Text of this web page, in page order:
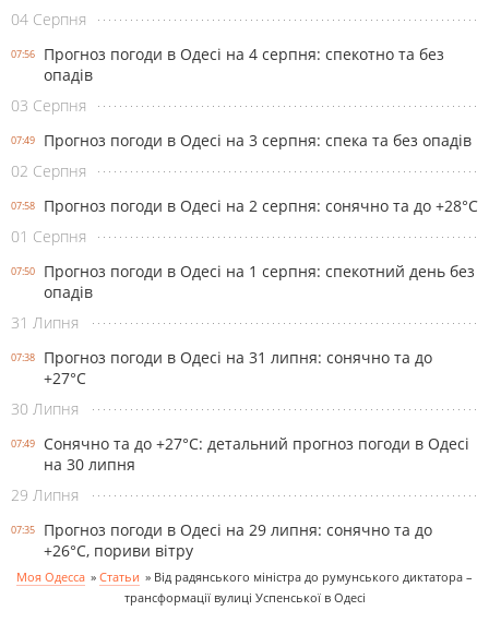
04 Серпня
07:56
Прогноз погоди в Одесі на 4 серпня: спекотно та без
опадів
03 Серпня
07:49
Прогноз погоди в Одесі на 3 серпня: спека та без опадів
02 Серпня
07:58
Прогноз погоди в Одесі на 2 серпня: сонячно та до +28°С
01 Серпня
07:50
Прогноз погоди в Одесі на 1 серпня: спекотний день без
опадів
31 Липня
07:38
Прогноз погоди в Одесі на 31 липня: сонячно та до
+27°С
30 Липня
07:49
Сонячно та до +27°С: детальний прогноз погоди в Одесі
на 30 липня
29 Липня
07:35
Прогноз погоди в Одесі на 29 липня: сонячно та до
+26°С, пориви вітру
Моя Одесса » Cтатьи » Від радянського міністра до румунського диктатора –
трансформації вулиці Успенської в Одесі